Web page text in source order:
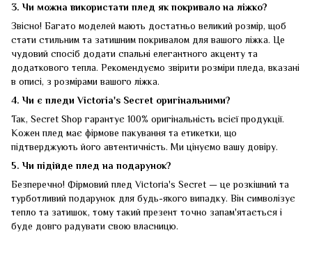
3. Чи можна використати плед як покривало на ліжко?
Звісно! Багато моделей мають достатньо великий розмір, щоб
стати стильним та затишним покривалом для вашого ліжка. Це
чудовий спосіб додати спальні елегантного акценту та
додаткового тепла. Рекомендуємо звірити розміри пледа, вказані
в описі, з розмірами вашого ліжка.
4. Чи є пледи Victoria's Secret оригінальними?
Так, Secret Shop гарантує 100% оригінальність всієї продукції.
Кожен плед має фірмове пакування та етикетки, що
підтверджують його автентичність. Ми цінуємо вашу довіру.
5. Чи підійде плед на подарунок?
Безперечно! Фірмовий плед Victoria's Secret — це розкішний та
турботливий подарунок для будь-якого випадку. Він символізує
тепло та затишок, тому такий презент точно запам'ятається і
буде довго радувати свою власницю.